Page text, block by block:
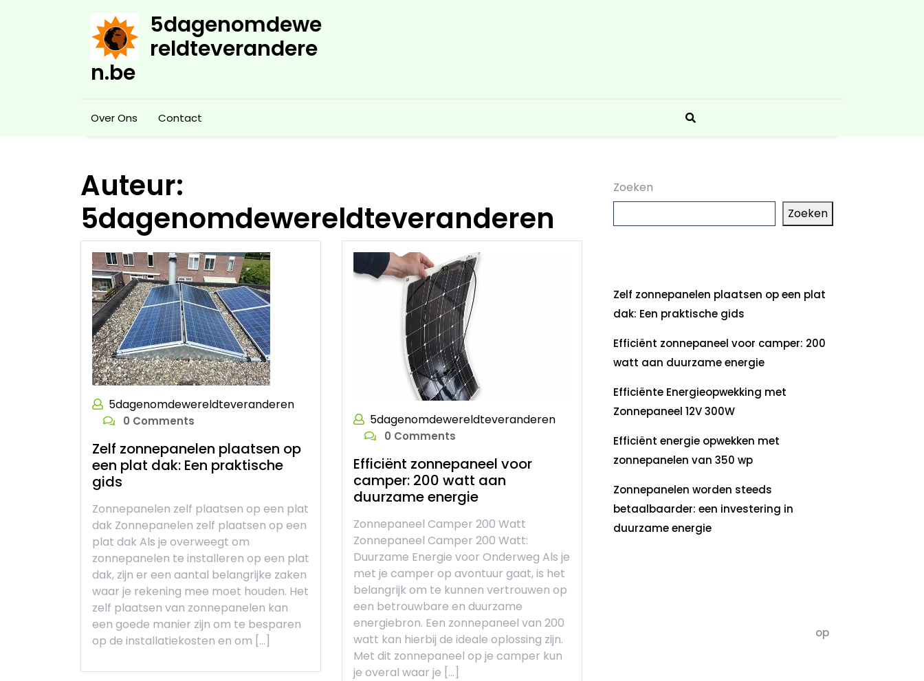
5dagenomdewe
reldteverandere
n.be
Over Ons Contact
Auteur:
5dagenomdewereldteveranderen
5dagenomdewereldteveranderen
0 Comments
Zelf zonnepanelen plaatsen op
een plat dak: Een praktische
gids
Zonnepanelen zelf plaatsen op een plat
dak Zonnepanelen zelf plaatsen op een
plat dak Als je overweegt om
zonnepanelen te installeren op een plat
dak, zijn er een aantal belangrijke zaken
waar je rekening mee moet houden. Het
zelf plaatsen van zonnepanelen kan
een goede manier zijn om te besparen
op de installatiekosten en om […]
5dagenomdewereldteveranderen
0 Comments
Efficiënt zonnepaneel voor
camper: 200 watt aan
duurzame energie
Zonnepaneel Camper 200 Watt
Zonnepaneel Camper 200 Watt:
Duurzame Energie voor Onderweg Als je
met je camper op avontuur gaat, is het
belangrijk om te kunnen vertrouwen op
een betrouwbare en duurzame
energiebron. Een zonnepaneel van 200
watt kan hierbij de ideale oplossing zijn.
Met dit zonnepaneel op je camper kun
je overal waar je […]
Zoeken
Zoeken
Zelf zonnepanelen plaatsen op een plat
dak: Een praktische gids
Efficiënt zonnepaneel voor camper: 200
watt aan duurzame energie
Efficiënte Energieopwekking met
Zonnepaneel 12V 300W
Efficiënt energie opwekken met
zonnepanelen van 350 wp
Zonnepanelen worden steeds
betaalbaarder: een investering in
duurzame energie
op